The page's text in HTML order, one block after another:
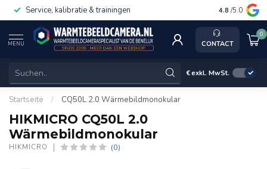
Service, kalibratie & trainingen 4.8 /5.0
MENU CONTACT
0
€exkl. MwSt.
Startseite / CQ50L 2.0 Wärmebildmonokular
HIKMICRO CQ50L 2.0
Wärmebildmonokular
HIKMICRO (0)